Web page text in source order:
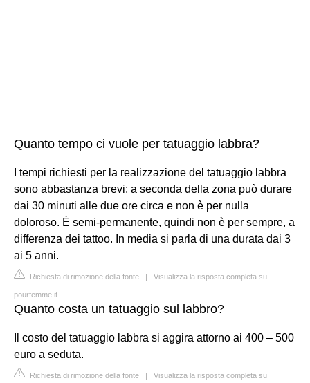
Quanto tempo ci vuole per tatuaggio labbra?
I tempi richiesti per la realizzazione del tatuaggio labbra
sono abbastanza brevi: a seconda della zona può durare
dai 30 minuti alle due ore circa e non è per nulla
doloroso. È semi-permanente, quindi non è per sempre, a
differenza dei tattoo. In media si parla di una durata dai 3
ai 5 anni.
Richiesta di rimozione della fonte | Visualizza la risposta completa su
pourfemme.it
Quanto costa un tatuaggio sul labbro?
Il costo del tatuaggio labbra si aggira attorno ai 400 – 500
euro a seduta.
Richiesta di rimozione della fonte | Visualizza la risposta completa su